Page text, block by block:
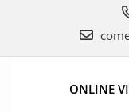
ONLINE